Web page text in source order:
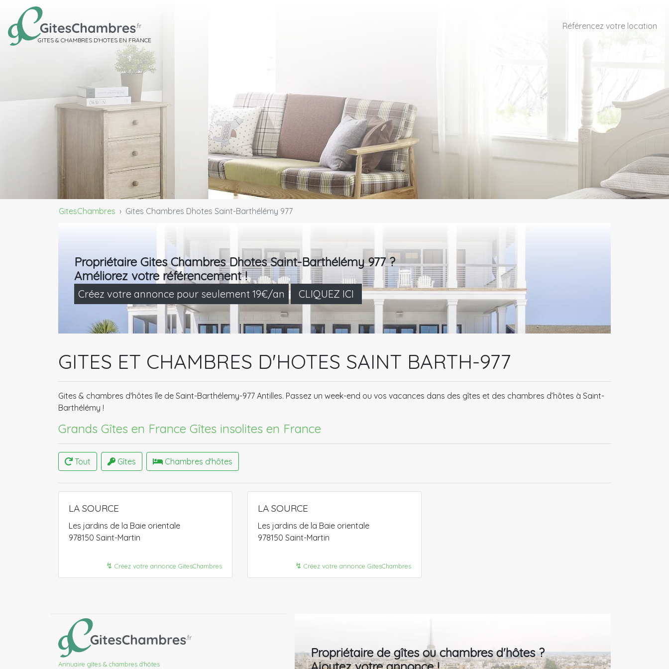
GITES & CHAMBRES D'HOTES EN FRANCE
Référencez votre location
GitesChambres Gites Chambres Dhotes Saint-Barthélémy 977
Propriétaire Gites Chambres Dhotes Saint-Barthélémy 977 ?
Améliorez votre référencement !
Créez votre annonce pour seulement 19€/an CLIQUEZ ICI
GITES ET CHAMBRES D'HOTES SAINT BARTH-977
Gites & chambres d'hôtes île de Saint-Barthélemy-977 Antilles. Passez un week-end ou vos vacances dans des gîtes et des chambres d’hôtes à Saint-
Barthélémy !
Grands Gîtes en France​ Gîtes insolites en France
Tout Gîtes Chambres d'hôtes
LA SOURCE
Les jardins de la Baie orientale
978150 Saint-Martin
↯ Créez votre annonce GitesChambres
LA SOURCE
Les jardins de la Baie orientale
978150 Saint-Martin
↯ Créez votre annonce GitesChambres
Annuaire gîtes & chambres d'hôtes
Propriétaire de gîtes ou chambres d'hôtes ?